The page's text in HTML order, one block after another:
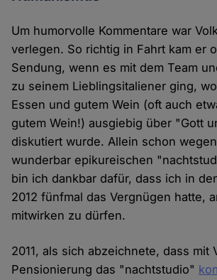
Um humorvolle Kommentare war
verlegen. So richtig in Fahrt kam er
Sendung, wenn es mit dem Team
zu seinem Lieblingsitaliener ging,
Essen und gutem Wein (oft auch
gutem Wein!) ausgiebig über "Gott
diskutiert wurde. Allein schon
wunderbar epikureischen
bin ich dankbar dafür, dass ich in
2012 fünfmal das Vergnügen hatte,
mitwirken zu dürfen.
2011, als sich abzeichnete, dass mit
Pensionierung das "nachtstudio"